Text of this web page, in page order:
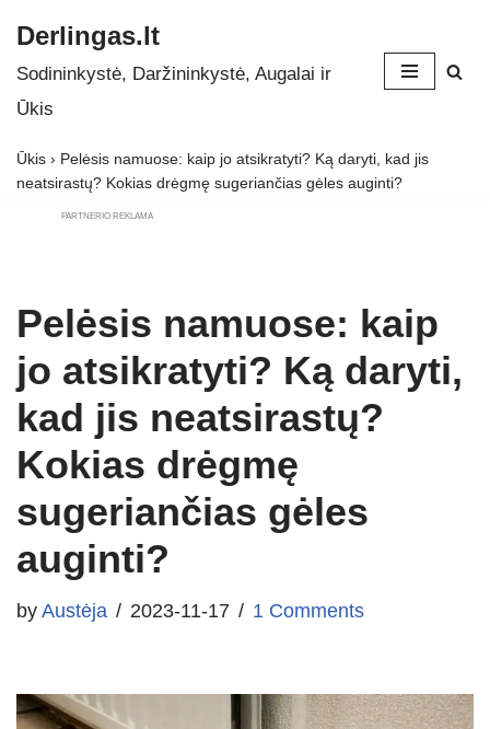
Skip
to
Derlingas.lt
Sodininkystė, Daržininkystė, Augalai ir
Ūkis
Ūkis › Pelėsis namuose: kaip jo atsikratyti? Ką daryti, kad jis
neatsirastų? Kokias drėgmę sugeriančias gėles auginti?
PARTNERIO REKLAMA
Pelėsis namuose: kaip
jo atsikratyti? Ką daryti,
kad jis neatsirastų?
Kokias drėgmę
sugeriančias gėles
auginti?
by Austėja 2023-11-17 1 Comments